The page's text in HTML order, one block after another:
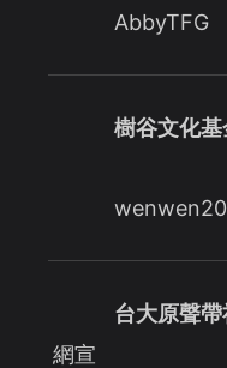
AbbyTFG
樹谷文化
網宣
台大原聲